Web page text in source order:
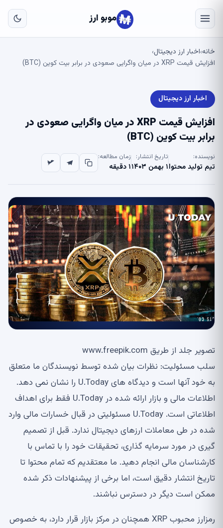
موبو ارز
خانه›اخبار ارز دیجیتال›
افزایش قیمت XRP در میان واگرایی صعودی در برابر بیت کوین (BTC)
اخبار ارز دیجیتال
افزایش قیمت XRP در میان واگرایی صعودی در
برابر بیت کوین (BTC)
نویسنده:
تیم تولید محتوا
تاریخ انتشار:
۱ بهمن ۱۴۰۳
زمان مطالعه:
۱ دقیقه
تصویر جلد از طریق www.freepik.com
سلب مسئولیت: نظرات بیان شده توسط نویسندگان ما متعلق
به خود آنها است و دیدگاه های U.Today را نشان نمی دهد.
اطلاعات مالی و بازار ارائه شده در U.Today فقط برای اهداف
اطلاعاتی است. U.Today مسئولیتی در قبال خسارات مالی وارد
شده در طی معاملات ارزهای دیجیتال ندارد. قبل از تصمیم
گیری در مورد سرمایه گذاری، تحقیقات خود را با تماس با
کارشناسان مالی انجام دهید. ما معتقدیم که تمام محتوا تا
تاریخ انتشار دقیق است، اما برخی از پیشنهادات ذکر شده
ممکن است دیگر در دسترس نباشند.
رمزارز محبوب XRP همچنان در مرکز بازار قرار دارد، به خصوص